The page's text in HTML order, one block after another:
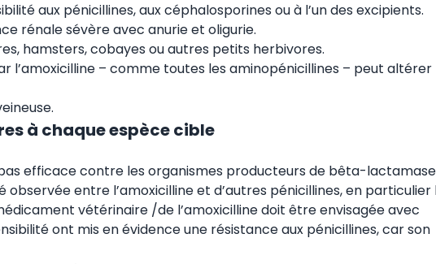
aux pénicillines, aux céphalosporines ou à l’un des excipients.
rénale sévère avec anurie et oligurie.
hamsters, cobayes ou autres petits herbivores.
l’amoxicilline – comme toutes les aminopénicillines – peut
à chaque espèce cible
efficace contre les organismes producteurs de bêta-
entre l’amoxicilline et d’autres pénicillines, en particulier
vétérinaire /de l’amoxicilline doit être envisagée avec
ont mis en évidence une résistance aux pénicillines, car son